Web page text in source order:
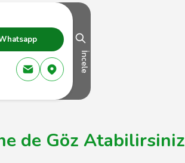
İncele
de Göz Atabilirsiniz